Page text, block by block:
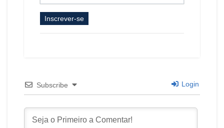
Inscrever-se
Subscribe Login